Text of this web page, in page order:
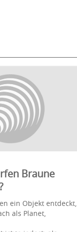
Braune
ein Objekt entdeckt,
als Planet,